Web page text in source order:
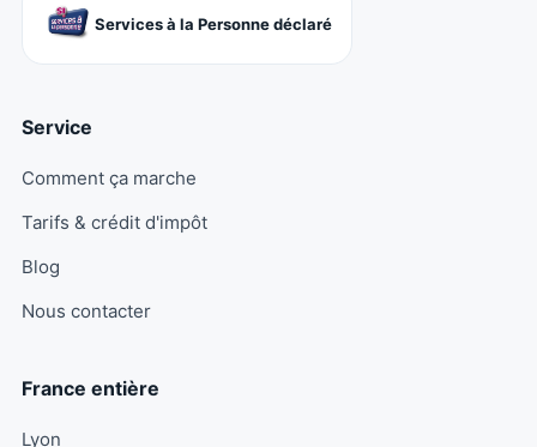
Services à la Personne déclaré
Service
Comment ça marche
Tarifs & crédit d'impôt
Blog
Nous contacter
France entière
Lyon